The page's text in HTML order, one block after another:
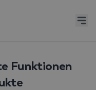
Funktionen